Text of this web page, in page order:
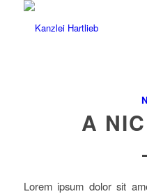
A
Lorem ipsum dolor sit